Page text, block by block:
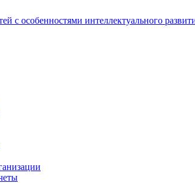
с особенностями интеллектуального